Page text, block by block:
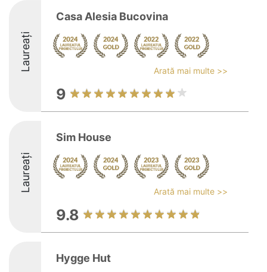
Laureați
Casa Alesia Bucovina
Arată mai multe >>
9
Laureați
Sim House
Arată mai multe >>
9.8
Hygge Hut